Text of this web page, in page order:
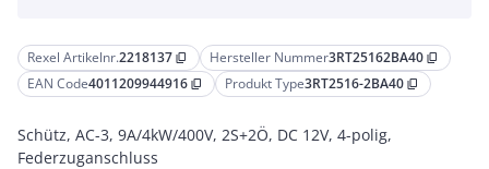
Rexel Artikelnr.2218137 content_copy Hersteller Nummer3RT25162BA40 content_copy
EAN Code4011209944916 content_copy Produkt Type3RT2516-2BA40 content_copy
Schütz, AC-3, 9A/4kW/400V, 2S+2Ö, DC 12V, 4-polig,
Federzuganschluss